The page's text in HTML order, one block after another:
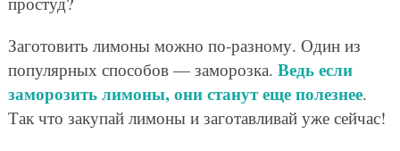
Заготовить лимоны можно по-разному. Один из
популярных способов — заморозка. Ведь если
заморозить лимоны, они станут еще полезнее.
Так что закупай лимоны и заготавливай уже сейчас!